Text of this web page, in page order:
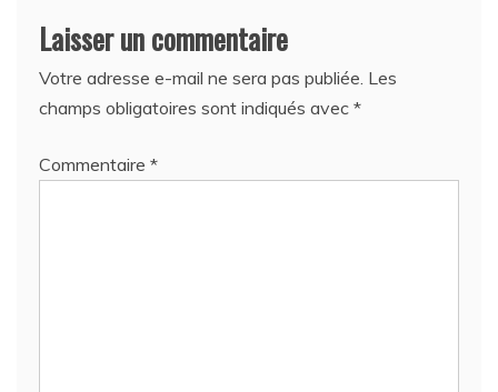
Laisser un commentaire
Votre adresse e-mail ne sera pas publiée. Les
champs obligatoires sont indiqués avec *
Commentaire *